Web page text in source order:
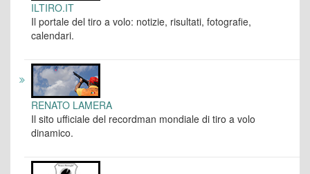
ILTIRO.IT
Il portale del tiro a volo: notizie, risultati, fotografie,
calendari.
RENATO LAMERA
Il sito ufficiale del recordman mondiale di tiro a volo
dinamico.